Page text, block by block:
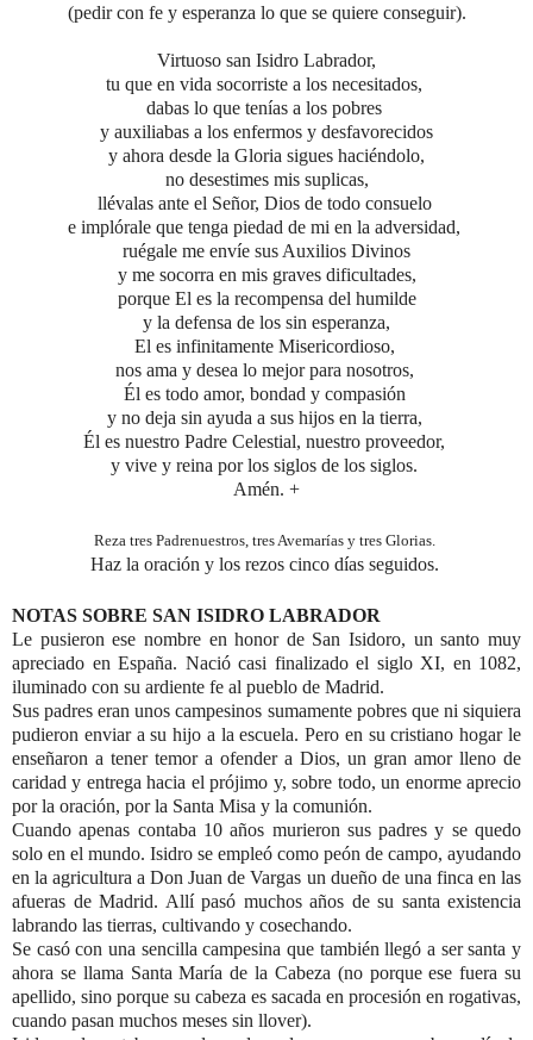
(pedir con fe y esperanza lo que se quiere conseguir).
Virtuoso san Isidro Labrador,
tu que en vida socorriste a los necesitados,
dabas lo que tenías a los pobres
y auxiliabas a los enfermos y desfavorecidos
y ahora desde la Gloria sigues haciéndolo,
no desestimes mis suplicas,
llévalas ante el Señor, Dios de todo consuelo
e implórale que tenga piedad de mi en la adversidad,
ruégale me envíe sus Auxilios Divinos
y me socorra en mis graves dificultades,
porque El es la recompensa del humilde
y la defensa de los sin esperanza,
El es infinitamente Misericordioso,
nos ama y desea lo mejor para nosotros,
Él es todo amor, bondad y compasión
y no deja sin ayuda a sus hijos en la tierra,
Él es nuestro Padre Celestial, nuestro proveedor,
y vive y reina por los siglos de los siglos.
Amén. +
Reza tres Padrenuestros, tres Avemarías y tres Glorias.
Haz la oración y los rezos cinco días seguidos.
NOTAS SOBRE SAN ISIDRO LABRADOR
Le pusieron ese nombre en honor de San Isidoro, un santo muy
apreciado en España. Nació casi finalizado el siglo XI, en 1082,
iluminado con su ardiente fe al pueblo de Madrid.
Sus padres eran unos campesinos sumamente pobres que ni siquiera
pudieron enviar a su hijo a la escuela. Pero en su cristiano hogar le
enseñaron a tener temor a ofender a Dios, un gran amor lleno de
caridad y entrega hacia el prójimo y, sobre todo, un enorme aprecio
por la oración, por la Santa Misa y la comunión.
Cuando apenas contaba 10 años murieron sus padres y se quedo
solo en el mundo. Isidro se empleó como peón de campo, ayudando
en la agricultura a Don Juan de Vargas un dueño de una finca en las
afueras de Madrid. Allí pasó muchos años de su santa existencia
labrando las tierras, cultivando y cosechando.
Se casó con una sencilla campesina que también llegó a ser santa y
ahora se llama Santa María de la Cabeza (no porque ese fuera su
apellido, sino porque su cabeza es sacada en procesión en rogativas,
cuando pasan muchos meses sin llover).